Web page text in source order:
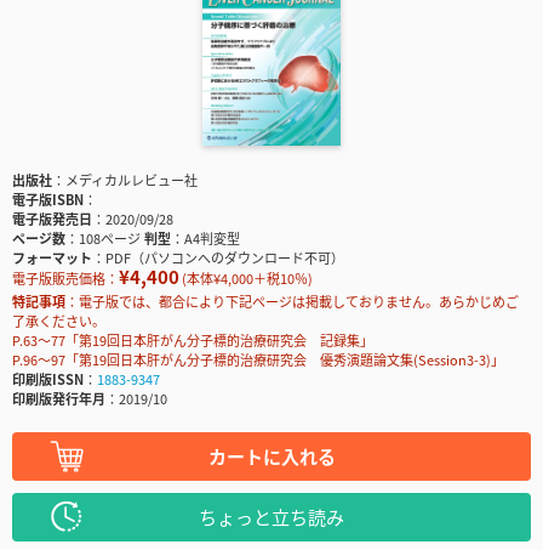
出版社
メディカルレビュー社
電子版ISBN
電子版発売日
2020/09/28
ページ数
108ページ判型
A4判変型
フォーマット
PDF（パソコンへのダウンロード不可）
電子版販売価格： ¥4,400(本体¥4,000＋税10％)
特記事項
電子版では、都合により下記ページは掲載しておりません。あらかじめご
了承ください。
P.63～77「第19回日本肝がん分子標的治療研究会 記録集」
P.96～97「第19回日本肝がん分子標的治療研究会 優秀演題論文集(Session3-3)」
印刷版ISSN
1883-9347
印刷版発行年月
2019/10
カートに入れる
ちょっと立ち読み